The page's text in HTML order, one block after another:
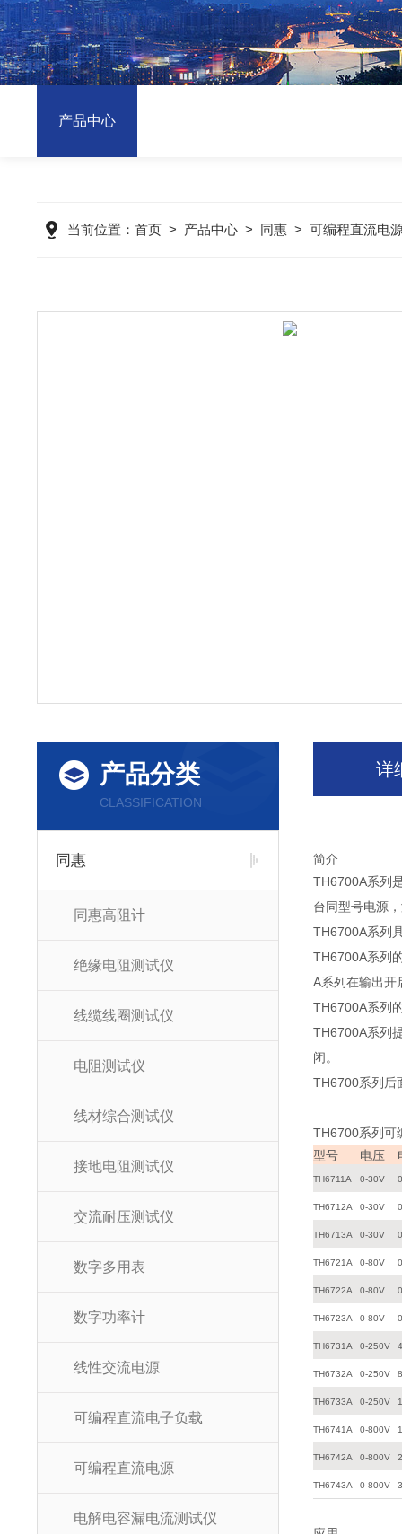
产品中心
当前位置： 首页> 产品中心> 同惠> 可编程直流电
产品分类
CLASSIFICATION
同惠
同惠高阻计
绝缘电阻测试仪
线缆线圈测试仪
电阻测试仪
线材综合测试仪
接地电阻测试仪
交流耐压测试仪
数字多用表
数字功率计
线性交流电源
可编程直流电子负载
可编程直流电源
电解电容漏电流测试仪
详
简介
TH6700A系列
台同型号电源
TH6700A系列
TH6700A系列
A系列在输出开
TH6700A系列
TH6700A系列
闭。
TH6700系列后
TH6700系列可
型号
电压
TH6711A 0-30V
TH6712A 0-30V
TH6713A 0-30V
TH6721A 0-80V
TH6722A 0-80V
TH6723A 0-80V
TH6731A 0-250V
TH6732A 0-250V
TH6733A 0-250V
TH6741A 0-800V
TH6742A 0-800V
TH6743A 0-800V